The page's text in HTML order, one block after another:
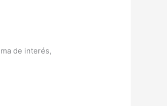
de interés,